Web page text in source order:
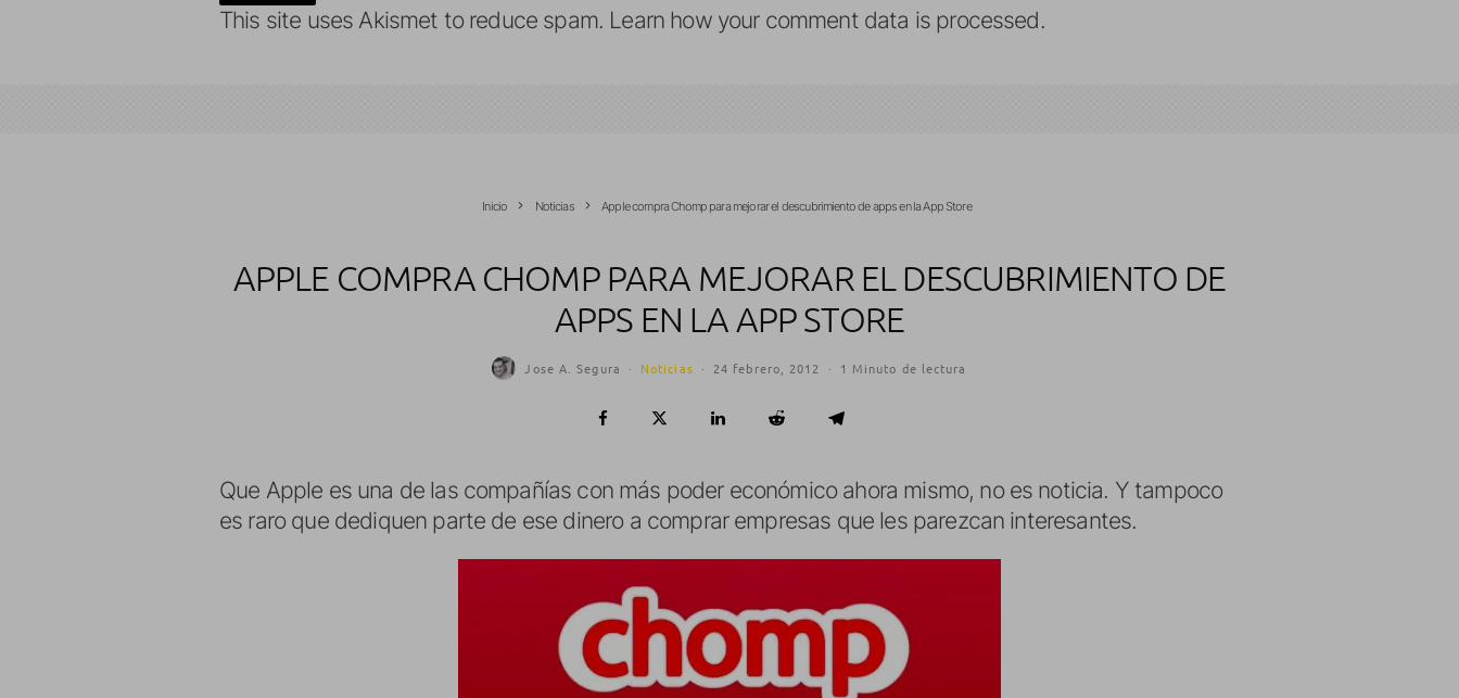
This site uses Akismet to reduce spam. Learn how your comment data is processed.
Inicio Noticias Apple compra Chomp para mejorar el descubrimiento de apps en la App Store
APPLE COMPRA CHOMP PARA MEJORAR EL DESCUBRIMIENTO DE
APPS EN LA APP STORE
Jose A. Segura · Noticias · 24 febrero, 2012 · 1 Minuto de lectura
Que Apple es una de las compañías con más poder económico ahora mismo, no es noticia. Y tampoco
es raro que dediquen parte de ese dinero a comprar empresas que les parezcan interesantes.